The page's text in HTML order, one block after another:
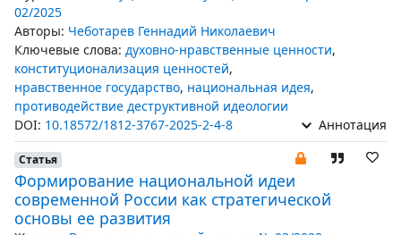
02/2025
Авторы: Чеботарев Геннадий Николаевич
Ключевые слова: духовно-нравственные ценности,
конституционализация ценностей,
нравственное государство, национальная идея,
противодействие деструктивной идеологии
DOI: 10.18572/1812-3767-2025-2-4-8 Аннотация
Статья
Формирование национальной идеи
современной России как стратегической
основы ее развития